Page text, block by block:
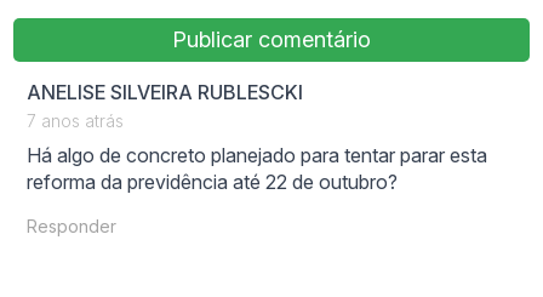
ANELISE SILVEIRA RUBLESCKI
7 anos atrás
Há algo de concreto planejado para tentar parar esta
reforma da previdência até 22 de outubro?
Responder